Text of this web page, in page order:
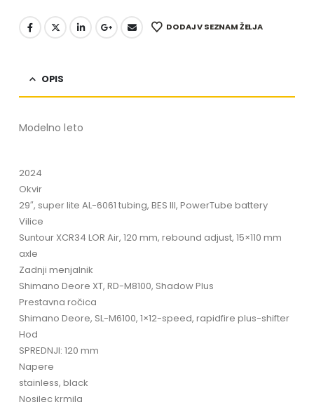
DODAJ V SEZNAM ŽELJA
OPIS
Modelno leto
2024
Okvir
29″, super lite AL-6061 tubing, BES III, PowerTube battery
Vilice
Suntour XCR34 LOR Air, 120 mm, rebound adjust, 15×110 mm
axle
Zadnji menjalnik
Shimano Deore XT, RD-M8100, Shadow Plus
Prestavna ročica
Shimano Deore, SL-M6100, 1×12-speed, rapidfire plus-shifter
Hod
SPREDNJI: 120 mm
Napere
stainless, black
Nosilec krmila